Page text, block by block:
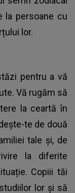
la persoane cu
lor.
pentru a vă
Vă rugăm să
la ceartă în
te de două
tale și, de
la diferite
Copiii tăi
lor și să